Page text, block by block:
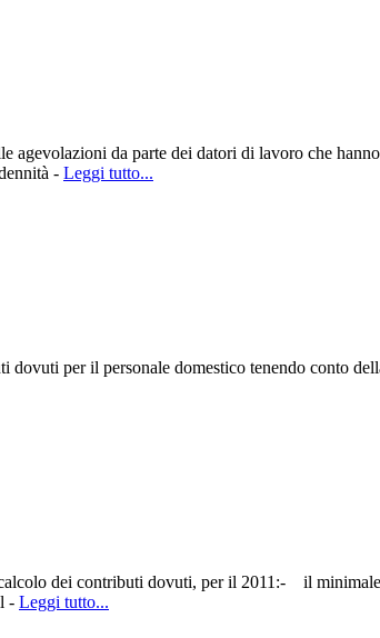
da parte dei datori di lavoro che
- Leggi tutto...
per il personale domestico tenendo conto
dei contributi dovuti, per il 2011:- il
- Leggi tutto...